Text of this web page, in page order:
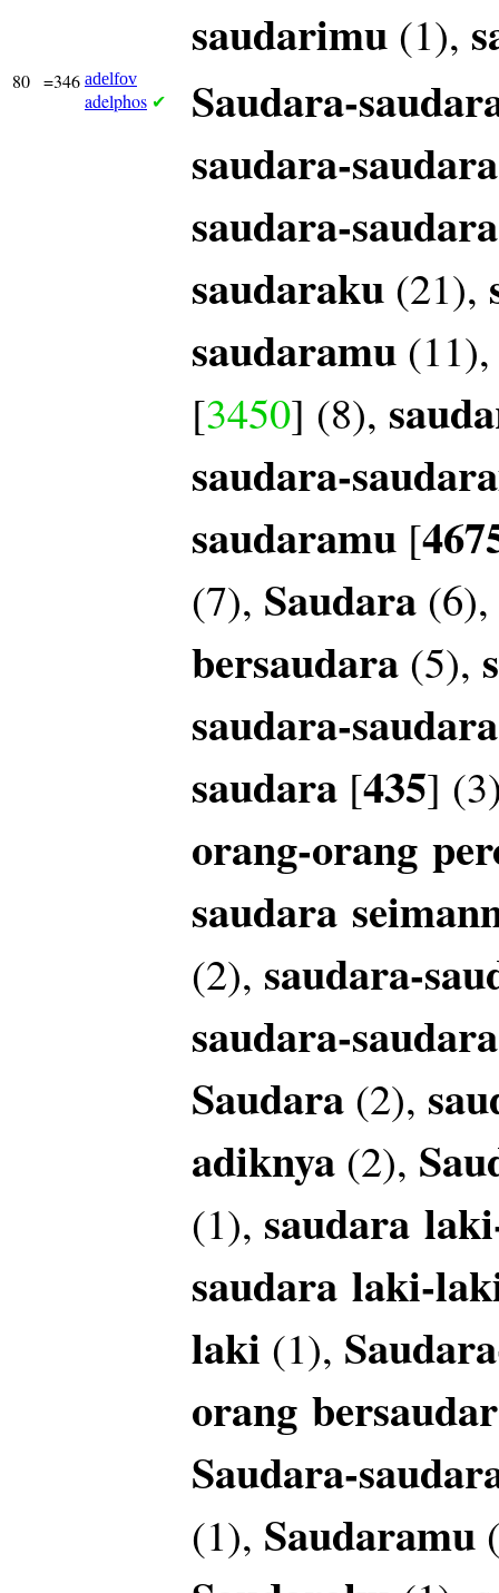
saudarimu (1),
80 =346 adelfov
adelphos ✔
Saudara-
saudara-saudara
saudara-saudara
saudaraku (21),
saudaramu
[3450] (8),
saudara-
saudaramu [
(7), Saudara (6),
bersaudara (5),
saudara-
saudara [435]
orang-orang
saudara
(2), saudara-
saudara-
Saudara (2),
adiknya (2),
(1), saudara
saudara laki-
laki (1),
orang
Saudara-
(1), Saudaramu